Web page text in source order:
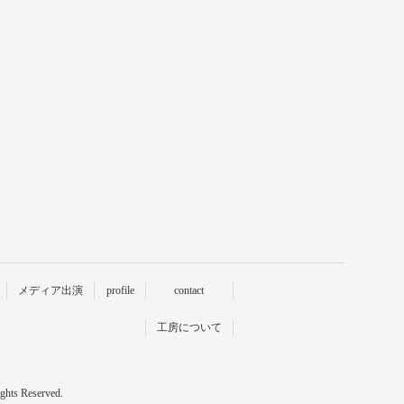
メディア出演 profile contact
工房について
Reserved.